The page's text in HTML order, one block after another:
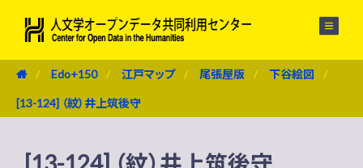
Edo+150 江戸マップ 尾張屋版 下谷絵図
[13-124] （紋）井上筑後守